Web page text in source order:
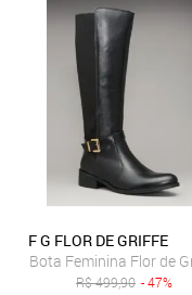
F G FLOR DE GRIFFE
Bota Feminina Flor de
R$499,90 - 47%